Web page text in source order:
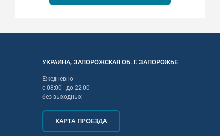
УКРАИНА,ЗАПОРОЖСКАЯОБ. Г. ЗАПОРОЖЬЕ
Ежедневно
с08:00 - до22:00
без выходных
КАРТА ПРОЕЗДА